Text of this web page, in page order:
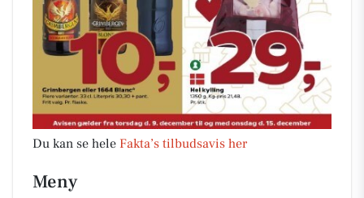
Du kan se hele Fakta’s tilbudsavis her
Meny